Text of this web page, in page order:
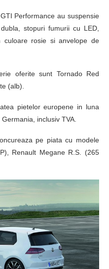
Performance au suspensie
stopuri fumurii cu LED,
rosie si anvelope de
oferite sunt Tornado Red
(alb).
pietelor europene in luna
inclusiv TVA.
pe piata cu modele
Renault Megane R.S. (265